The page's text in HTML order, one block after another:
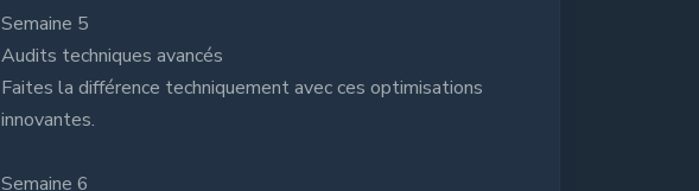
Semaine 5
Audits techniques avancés
Faites la différence techniquement avec ces optimisations
innovantes.
Semaine 6